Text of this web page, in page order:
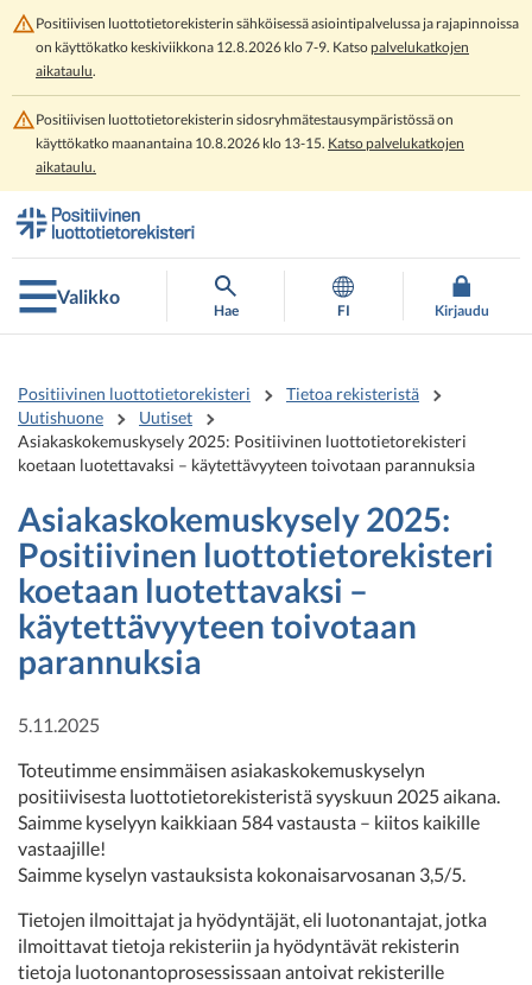
Positiivisen luottotietorekisterin sähköisessä asiointipalvelussa ja rajapinnoissa
on käyttökatko keskiviikkona 12.8.2026 klo 7-9. Katsopalvelukatkojen
aikataulu.
Positiivisen luottotietorekisterin sidosryhmätestausympäristössä on
käyttökatko maanantaina 10.8.2026 klo 13-15. Katso palvelukatkojen
aikataulu.
Siirry
suoraan
sisältöön
Siirry
koko
sivuston
hakuun
Valikko
Hae FI Kirjaudu
Positiivinen luottotietorekisteri
Tietoa rekisteristä
Uutishuone
Uutiset
Asiakaskokemuskysely 2025: Positiivinen luottotietorekisteri
koetaan luotettavaksi – käytettävyyteen toivotaan parannuksia
Asiakaskokemuskysely 2025:
Positiivinen luottotietorekisteri
koetaan luotettavaksi –
käytettävyyteen toivotaan
parannuksia
5.11.2025
Toteutimme ensimmäisen asiakaskokemuskyselyn
positiivisesta luottotietorekisteristä syyskuun 2025 aikana.
Saimme kyselyyn kaikkiaan 584 vastausta – kiitos kaikille
vastaajille!
Saimme kyselyn vastauksista kokonaisarvosanan 3,5/5.
Tietojen ilmoittajat ja hyödyntäjät, eli luotonantajat, jotka
ilmoittavat tietoja rekisteriin ja hyödyntävät rekisterin
tietoja luotonantoprosessissaan antoivat rekisterille